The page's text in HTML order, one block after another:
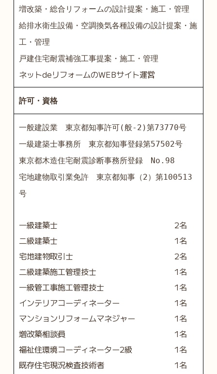
増改築・総合リフォームの設計提案・施工・管理
給排水衛生設備・空調換気各種設備の設計提案・施
工・管理
戸建住宅耐震補強工事提案・施工・管理
ネットdeリフォームのWEBサイト運営
許可・資格
一般建設業 東京都知事許可(般-2)第73770号
一級建築士事務所 東京都知事登録第57502号
東京都木造住宅耐震診断事務所登録 No.98
宅地建物取引業免許 東京都知事（2）第100513
号
一級建築士
2名
二級建築士
1名
宅地建物取引士
2名
二級建築施工管理技士
1名
一級管工事施工管理技士
1名
インテリアコーディネーター
1名
マンションリフォームマネジャー
1名
増改築相談員
1名
福祉住環境コーディネーター2級
1名
既存住宅現況検査技術者
1名